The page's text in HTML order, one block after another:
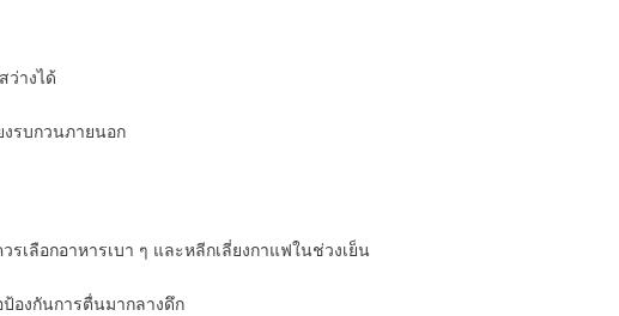
ว่างได้
งรบกวนภายนอก
เลือกอาหารเบา ๆ และหลีกเลี่ยงกาแฟในช่วงเย็น
องกันการตื่นมากลางดึก